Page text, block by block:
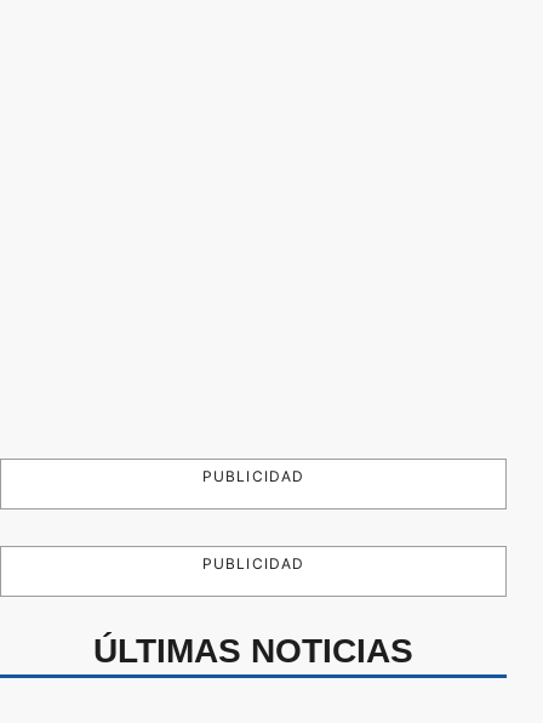
PUBLICIDAD
PUBLICIDAD
ÚLTIMAS NOTICIAS